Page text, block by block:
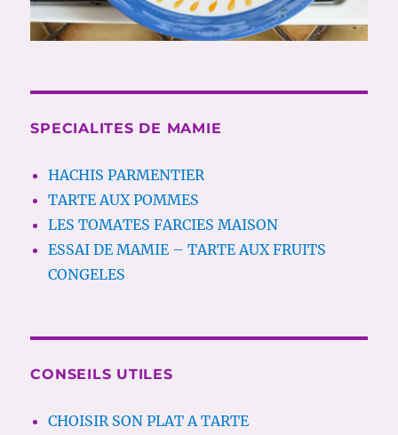
SPECIALITES DE MAMIE
HACHIS PARMENTIER
TARTE AUX POMMES
LES TOMATES FARCIES MAISON
ESSAI DE MAMIE – TARTE AUX FRUITS
CONGELES
CONSEILS UTILES
CHOISIR SON PLAT A TARTE